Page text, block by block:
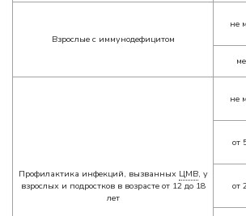
Взрослые с иммунодефицитом
не
Профилактика инфекций, вызванных ЦМВ, у
взрослых и подростков в возрасте от 12 до 18
лет
не
от
от